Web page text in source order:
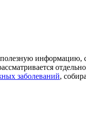
заболеваний,